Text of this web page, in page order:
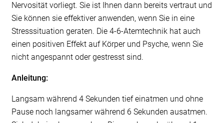
Möglicherweise kann auch hier ein
psychologisches Beratungsgespräch hilfreich sein
um herauszufinden, was Sie dabei unterstützt,
einen gelasseneren Umgang mit Fehlern zu
Nervosität vorliegt. Sie ist Ihnen dann bereits vertraut und
Sie können sie effektiver anwenden, wenn Sie in eine
Stresssituation geraten. Die 4-6-Atemtechnik hat auch
einen positiven Effekt auf Körper und Psyche, wenn Sie
nicht angespannt oder gestresst sind.
Anleitung:
Langsam während 4 Sekunden tief einatmen und ohne
Pause noch langsamer während 6 Sekunden ausatmen.